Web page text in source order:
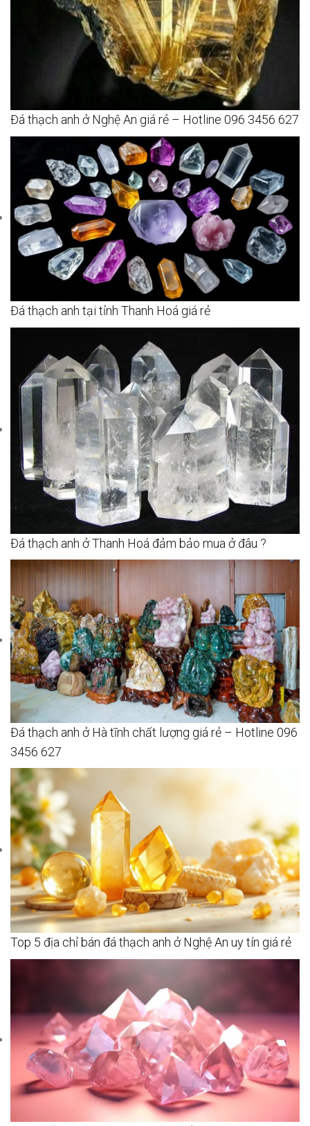
Đá thạch anh ở Nghệ An giá rẻ – Hotline 096 3456 627
Đá thạch anh tại tỉnh Thanh Hoá giá rẻ
Đá thạch anh ở Thanh Hoá đảm bảo mua ở đâu ?
Đá thạch anh ở Hà tĩnh chất lượng giá rẻ – Hotline 096
3456 627
Top 5 địa chỉ bán đá thạch anh ở Nghệ An uy tín giá rẻ